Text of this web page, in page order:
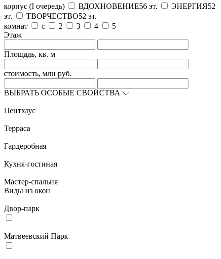
корпус (I очередь) ВДОХНОВЕНИЕ56 эт. ЭНЕРГИЯ52
эт.
ТВОРЧЕСТВО52 эт.
комнат
с 2 3 4
5
Этаж
Площадь, кв. м
стоимость, млн руб.
ВЫБРАТЬ ОСОБЫЕ СВОЙСТВА
Пентхаус
Терраса
Гардеробная
Кухня-гостиная
Мастер-спальня
Виды из окон
Двор-парк
Матвеевский Парк